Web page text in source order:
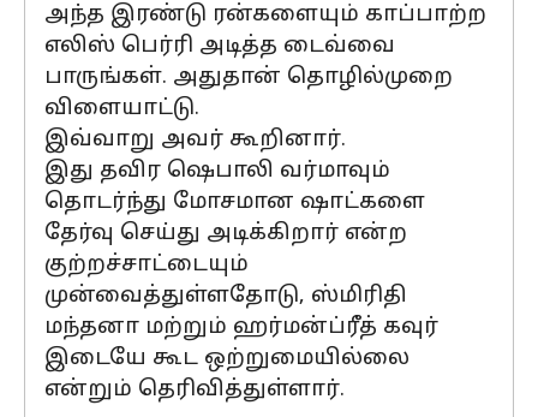
அந்த இரண்டு ரன்களையும் காப்பாற்ற
எலிஸ் பெர்ரி அடித்த டைவ்வை
பாருங்கள். அதுதான் தொழில்முறை
விளையாட்டு.
இவ்வாறு அவர் கூறினார்.
இது தவிர ஷெபாலி வர்மாவும்
தொடர்ந்து மோசமான ஷாட்களை
தேர்வு செய்து அடிக்கிறார் என்ற
குற்றச்சாட்டையும்
முன்வைத்துள்ளதோடு, ஸ்மிரிதி
மந்தனா மற்றும் ஹர்மன்ப்ரீத் கவுர்
இடையே கூட ஒற்றுமையில்லை
என்றும் தெரிவித்துள்ளார்.